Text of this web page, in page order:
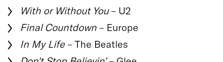
With or Without You– U2
Final Countdown – Europe
In My Life– The Beatles